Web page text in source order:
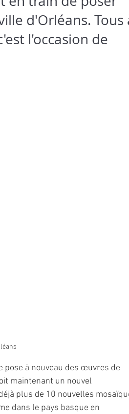
d'Orléans. Tous
l'occasion de
pose à nouveau des œuvres de
maintenant un nouvel
plus de 10 nouvelles
dans le pays basque en